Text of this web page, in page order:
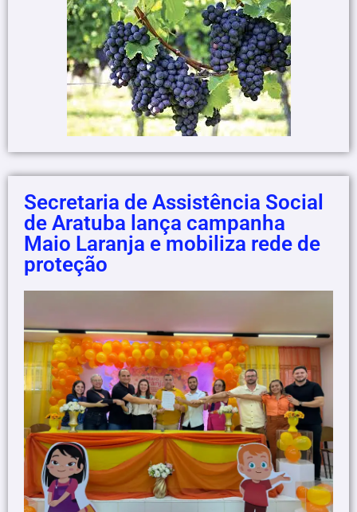
Secretaria de Assistência Social
de Aratuba lança campanha
Maio Laranja e mobiliza rede de
proteção